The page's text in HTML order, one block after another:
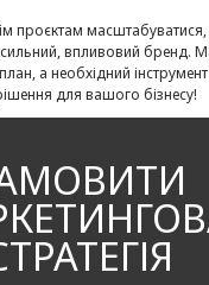
проєктам масштабуватися,
впливовий бренд.
а необхідний
для вашого бізнесу!